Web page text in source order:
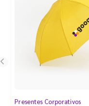
Presentes Corporativos